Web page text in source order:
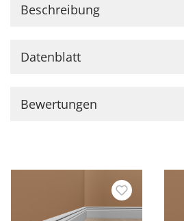
Beschreibung
Datenblatt
Bewertungen